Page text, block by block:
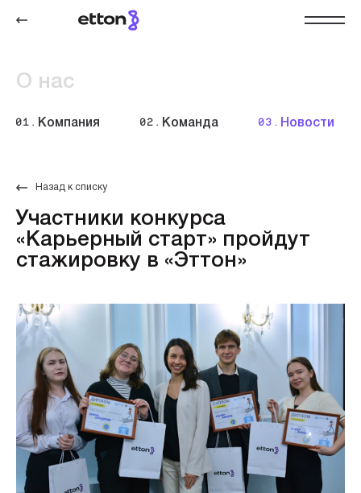
О нас
01. Компания 02. Команда 03. Новости
Назад к списку
Участники конкурса
«Карьерный старт» пройдут
стажировку в «Эттон»